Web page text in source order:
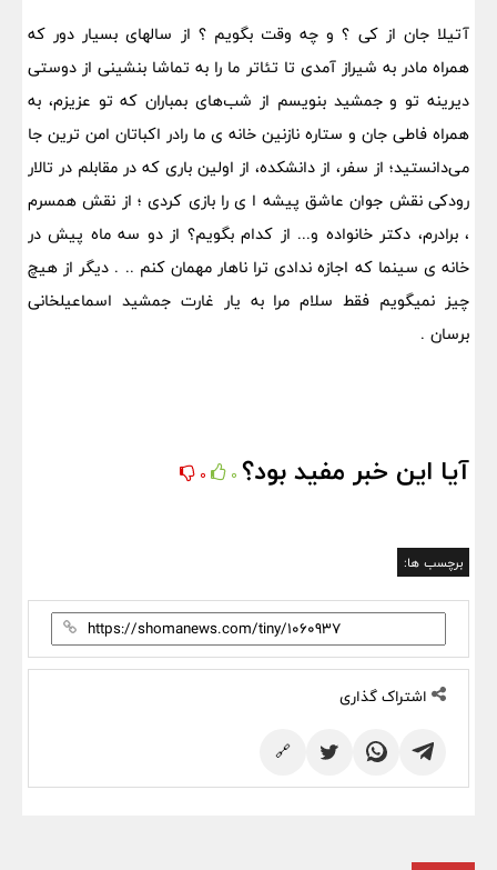
آتیلا جان از کی ؟ و چه وقت بگویم ؟ از سالهای بسیار دور که
همراه مادر به شیراز آمدی تا تئاتر ما را به تماشا بنشینی از دوستی
دیرینه تو و جمشید بنویسم از شب‌های بمباران که تو عزیزم، به
همراه فاطی جان و ستاره نازنین خانه ی ما رادر اکباتان امن ترین جا
می‌دانستید؛ از سفر، از دانشکده، از اولین باری که در مقابلم در تالار
رودکی نقش جوان عاشق پیشه ا ی را بازی کردی ؛ از نقش همسرم
، برادرم، دکتر خانواده و... از کدام بگویم؟ از دو سه ماه پیش در
خانه ی سینما که اجازه ندادی ترا ناهار مهمان کنم .. . دیگر از هیچ
چیز نمیگویم فقط سلام مرا به یار غارت جمشید اسماعیلخانی
برسان .
آیا این خبر مفید بود؟ 0
0
برچسب ها:
اشتراک گذاری
🔗